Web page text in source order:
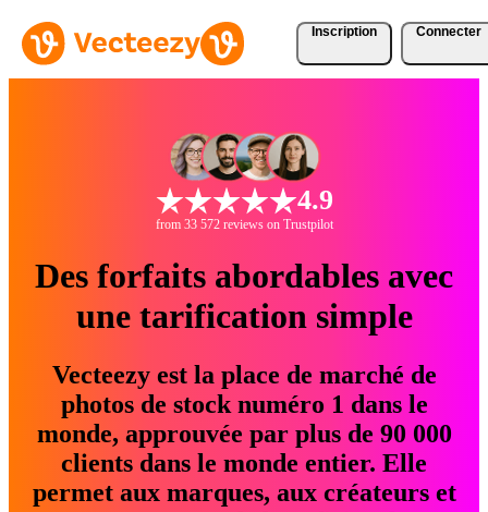
Inscription Connecter
4.9
from 33 572 reviews on Trustpilot
Des forfaits abordables avec
une tarification simple
Vecteezy est la place de marché de
photos de stock numéro 1 dans le
monde, approuvée par plus de 90 000
clients dans le monde entier. Elle
permet aux marques, aux créateurs et